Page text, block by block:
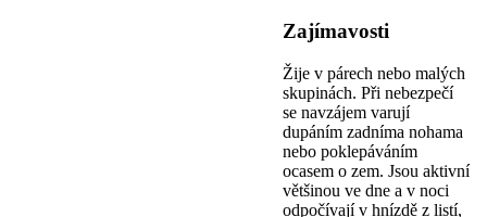
Zajímavosti
Žije v párech nebo malých
skupinách. Při nebezpečí
se navzájem varují
dupáním zadníma nohama
nebo poklepáváním
ocasem o zem. Jsou aktivní
většinou ve dne a v noci
odpočívají v hnízdě z listí,